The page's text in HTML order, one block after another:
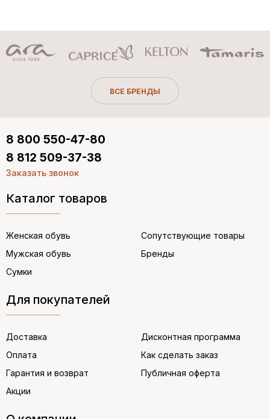
ВСЕ БРЕНДЫ
Каталог товаров
Женская обувь
Мужская обувь
Сумки
Сопутствующие товары
Бренды
Для покупателей
Доставка
Оплата
Гарантия и возврат
Акции
Дисконтная программа
Как сделать заказ
Публичная оферта
8 800 550-47-80
8 812 509-37-38
Заказать звонок